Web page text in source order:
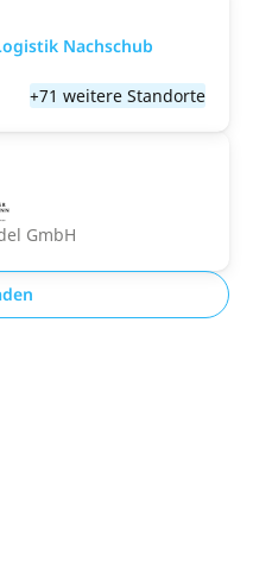
Nachschub
+71 weitere Standorte
GmbH